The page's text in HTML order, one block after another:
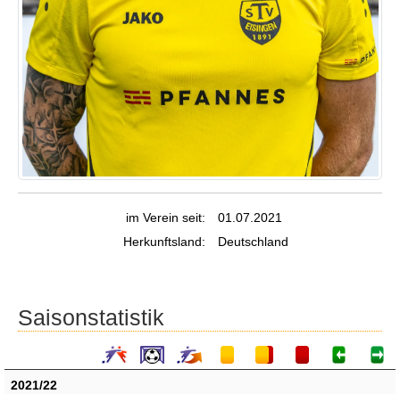
im Verein seit:
01.07.2021
Herkunftsland:
Deutschland
Saisonstatistik
2021/22